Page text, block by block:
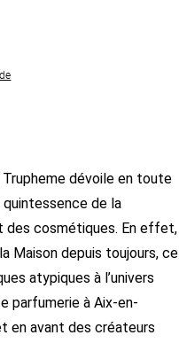
Truphemedévoile en toute
de la
des cosmétiques. En effet,
Maison depuis toujours, ce
atypiques à l’univers
parfumerie à Aix-en-
en avant des créateurs